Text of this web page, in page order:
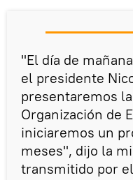
"El día de
el presidente
presentaremos
Organización de
iniciaremos un
meses", dijo la
transmitido por